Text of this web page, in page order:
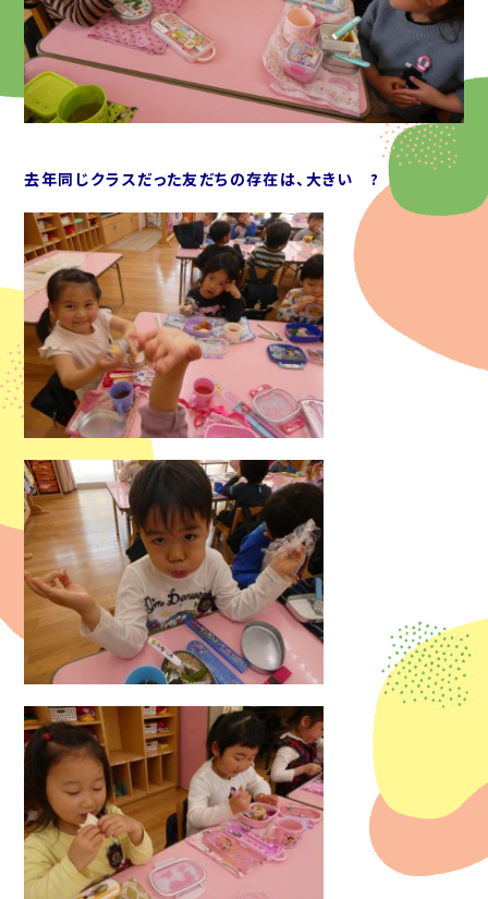
去年同じクラスだった友だちの存在は、大きい ?